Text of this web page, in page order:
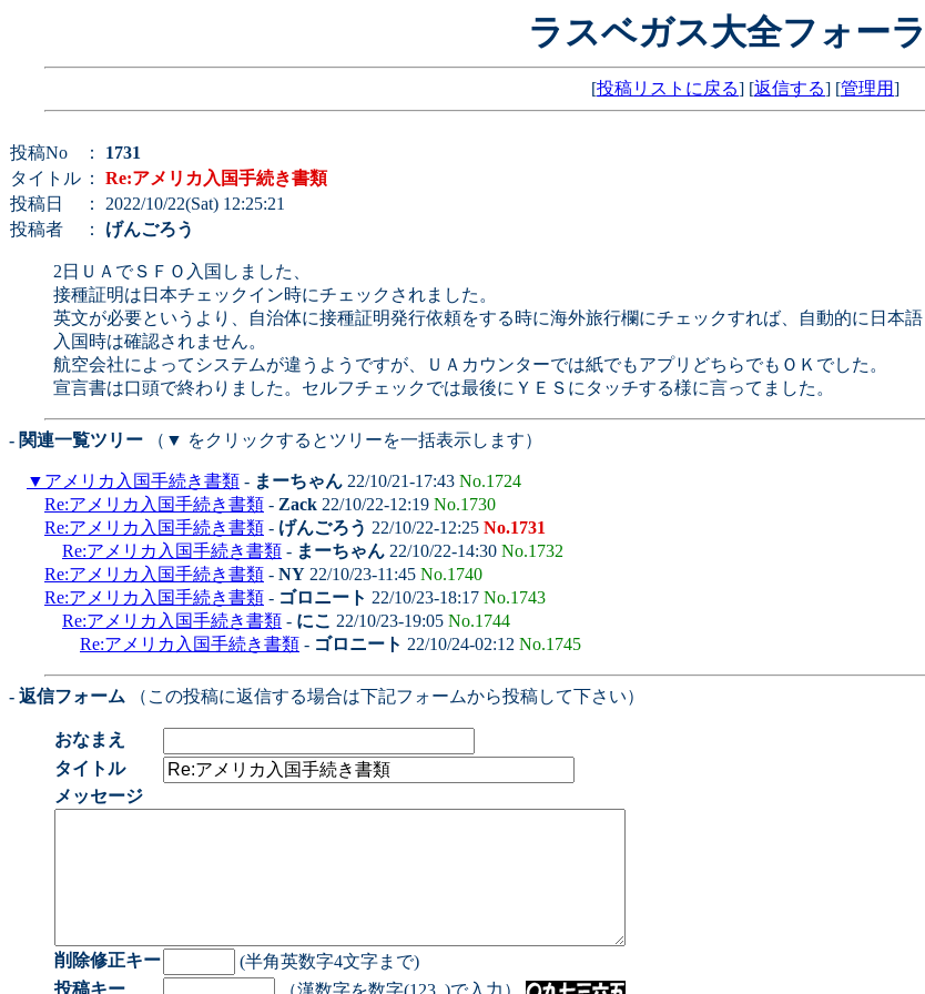
ラスベガス大全フォー
[投稿リストに戻る] [返信する] [管理用]
投稿No ： 1731
タイトル ： Re:アメリカ入国手続き書類
投稿日
： 2022/10/22(Sat) 12:25:21
投稿者
： げんごろう
2日ＵＡでＳＦＯ入国しました、
接種証明は日本チェックイン時にチェックされました。
英文が必要というより、自治体に接種証明発行依頼をする時に海外旅行欄にチェックすれば、自動的に日本
入国時は確認されません。
航空会社によってシステムが違うようですが、ＵＡカウンターでは紙でもアプリどちらでもＯＫでした。
宣言書は口頭で終わりました。セルフチェックでは最後にＹＥＳにタッチする様に言ってました。
- 関連一覧ツリー （▼ をクリックするとツリーを一括表示します）
▼ アメリカ入国手続き書類 - まーちゃん 22/10/21-17:43 No.1724
Re:アメリカ入国手続き書類 - Zack 22/10/22-12:19 No.1730
Re:アメリカ入国手続き書類 - げんごろう 22/10/22-12:25 No.1731
Re:アメリカ入国手続き書類 - まーちゃん 22/10/22-14:30 No.1732
Re:アメリカ入国手続き書類 - NY 22/10/23-11:45 No.1740
Re:アメリカ入国手続き書類 - ゴロニート 22/10/23-18:17 No.1743
Re:アメリカ入国手続き書類 - にこ 22/10/23-19:05 No.1744
Re:アメリカ入国手続き書類 - ゴロニート 22/10/24-02:12 No.1745
- 返信フォーム （この投稿に返信する場合は下記フォームから投稿して下さい）
おなまえ
タイトル
メッセージ
削除修正キー
(半角英数字4文字まで)
投稿キー
（漢数字を数字(123..)で入力）